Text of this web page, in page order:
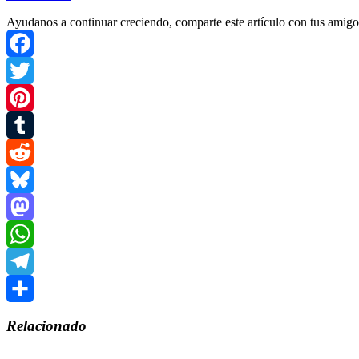
Ayudanos a continuar creciendo, comparte este artículo con tus
Facebook
Twitter
Pinterest
Tumblr
Reddit
Bluesky
Mastodon
WhatsApp
Telegram
Relacionado